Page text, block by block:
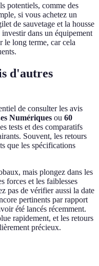
potentiels, comme des
si vous achetez un
de sauvetage et la housse
investir dans un équipement
le long terme, car cela
d'autres
de consulter les avis
Numériques ou 60
tests et des comparatifs
Souvent, les retours
que les spécifications
mais plongez dans les
forces et les faiblesses
pas de vérifier aussi la date
pertinents par rapport
été lancés récemment.
rapidement, et les retours
précieux.